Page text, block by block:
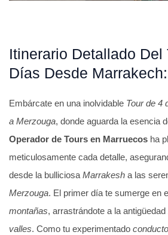
Itinerario Detallado Del
Días Desde Marrakech:
Embárcate en una inolvidable Tour de 4
a Merzouga, donde aguarda la esencia
Operador de Tours en Marruecos ha
meticulosamente cada detalle,
desde la bulliciosa Marrakesh a las
Merzouga. El primer día te sumerge en
montañas, arrastrándote a la antigüedad
valles. Como tu experimentado